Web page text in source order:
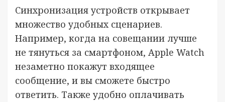
Синхронизация устройств открывает
множество удобных сценариев.
Например, когда на совещании лучше
не тянуться за смартфоном, Apple Watch
незаметно покажут входящее
сообщение, и вы сможете быстро
ответить. Также удобно оплачивать